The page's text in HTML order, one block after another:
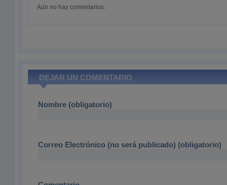
Aún no hay comentarios.
DEJAR UN COMENTARIO
Nombre (obligatorio)
Correo Electrónico (no será publicado) (obligatorio)